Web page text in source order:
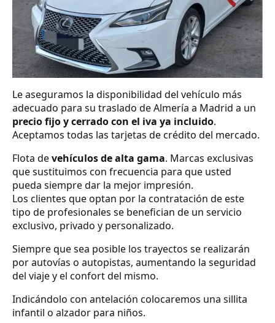
Le aseguramos la disponibilidad del vehículo más
adecuado para su traslado de Almería a Madrid a un
precio fijo y cerrado con el iva ya incluido.
Aceptamos todas las tarjetas de crédito del mercado.
Flota devehículos de alta gama. Marcas exclusivas
que sustituimos con frecuencia para que usted
pueda siempre dar la mejor impresión.
Los clientes que optan por la contratación de este
tipo de profesionales se benefician de un servicio
exclusivo, privado y personalizado.
Siempre que sea posible los trayectos se realizarán
por autovías o autopistas, aumentando la seguridad
del viaje y el confort del mismo.
Indicándolo con antelación colocaremos una sillita
infantil o alzador para niños.